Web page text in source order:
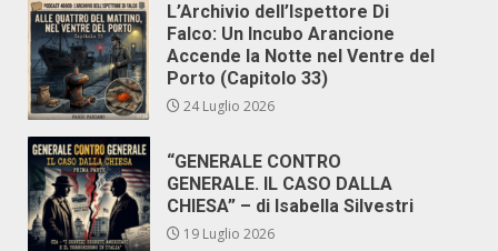
L’Archivio dell’Ispettore Di
Falco: Un Incubo Arancione
Accende la Notte nel Ventre del
Porto (Capitolo 33)
24 Luglio 2026
“GENERALE CONTRO
GENERALE. IL CASO DALLA
CHIESA” – di Isabella Silvestri
19 Luglio 2026